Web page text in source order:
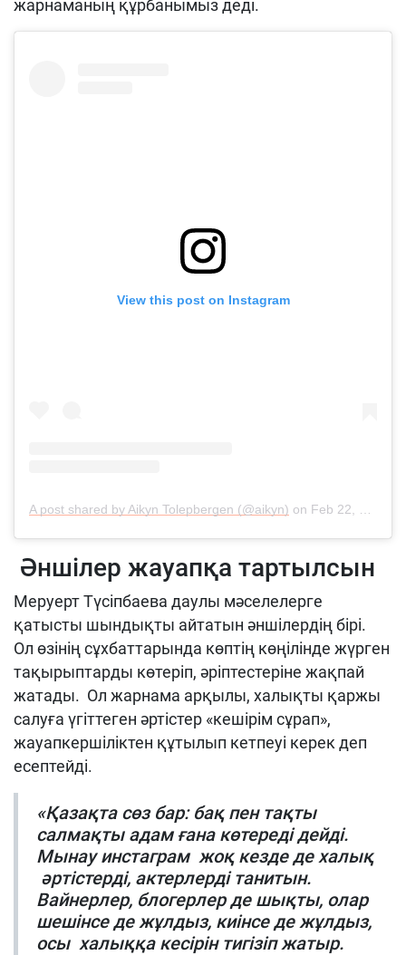
жарнаманың құрбанымыз деді.
View this post on Instagram
A post shared by Aikyn Tolepbergen (@aikyn) on Feb 22, 2020 at 4:25am PST
Әншілер жауапқа тартылсын
Меруерт Түсіпбаева даулы мәселелерге
қатысты шындықты айтатын әншілердің бірі.
Ол өзінің сұхбаттарында көптің көңілінде жүрген
тақырыптарды көтеріп, әріптестеріне жақпай
жатады. Ол жарнама арқылы, халықты қаржы
салуға үгіттеген әртістер «кешірім сұрап»,
жауапкершіліктен құтылып кетпеуі керек деп
есептейді.
«Қазақта сөз бар: бақ пен тақты
салмақты адам ғана көтереді дейді.
Мынау инстаграм жоқ кезде де халық
әртістерді, актерлерді танитын.
Вайнерлер, блогерлер де шықты, олар
шешінсе де жұлдыз, киінсе де жұлдыз,
осы халыққа кесірін тигізіп жатыр.